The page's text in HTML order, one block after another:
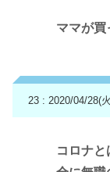
ママが買
23 : 2020/04/28(
コロナ